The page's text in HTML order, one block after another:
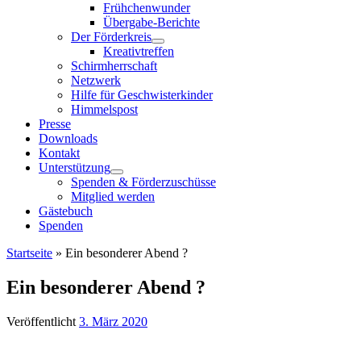
Frühchenwunder
Übergabe-Berichte
Der Förderkreis
Kreativtreffen
Schirmherrschaft
Netzwerk
Hilfe für Geschwisterkinder
Himmelspost
Presse
Downloads
Kontakt
Unterstützung
Spenden & Förderzuschüsse
Mitglied werden
Gästebuch
Spenden
Startseite » Ein besonderer Abend ?
Ein besonderer Abend ?
Veröffentlicht 3. März 2020